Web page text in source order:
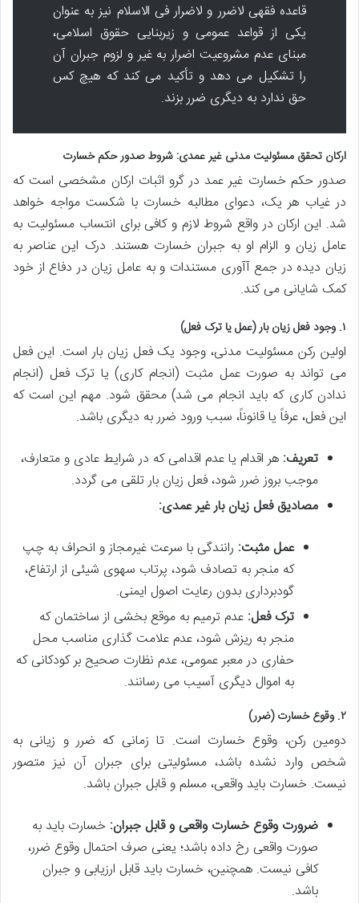
قاعده فقهی لاضرر و لاضرار فی الاسلام نیز به عنوان
یکی از قواعد عمومی و زیربنایی حقوق اسلامی،
مبنای عدم مشروعیت اضرار به غیر و لزوم جبران آن
را تشکیل می دهد و تأکید می کند که هیچ کس
حق ندارد به دیگری ضرر بزند.
ارکان تحقق مسئولیت مدنی غیر عمدی: شروط صدور حکم خسارت
صدور حکم خسارت غیر عمد در گرو اثبات ارکان مشخصی است که
در غیاب هر یک، دعوای مطالبه خسارت با شکست مواجه خواهد
شد. این ارکان در واقع شروط لازم و کافی برای انتساب مسئولیت به
عامل زیان و الزام او به جبران خسارت هستند. درک این عناصر به
زیان دیده در جمع آآوری مستندات و به عامل زیان در دفاع از خود
کمک شایانی می کند.
۱. وجود فعل زیان بار (عمل یا ترک فعل)
اولین رکن مسئولیت مدنی، وجود یک فعل زیان بار است. این فعل
می تواند به صورت عمل مثبت (انجام کاری) یا ترک فعل (انجام
ندادن کاری که باید انجام می شد) محقق شود. مهم این است که
این فعل، عرفاً یا قانوناً، سبب ورود ضرر به دیگری باشد.
تعریف: هر اقدام یا عدم اقدامی که در شرایط عادی و متعارف،
موجب بروز ضرر شود، فعل زیان بار تلقی می گردد.
مصادیق فعل زیان بار غیر عمدی:
عمل مثبت: رانندگی با سرعت غیرمجاز و انحراف به چپ
که منجر به تصادف شود، پرتاب سهوی شیئی از ارتفاع،
گودبرداری بدون رعایت اصول ایمنی.
ترک فعل: عدم ترمیم به موقع بخشی از ساختمان که
منجر به ریزش شود، عدم علامت گذاری مناسب محل
حفاری در معبر عمومی، عدم نظارت صحیح بر کودکانی که
به اموال دیگری آسیب می رسانند.
۲. وقوع خسارت (ضرر)
دومین رکن، وقوع خسارت است. تا زمانی که ضرر و زیانی به
شخص وارد نشده باشد، مسئولیتی برای جبران آن نیز متصور
نیست. خسارت باید واقعی، مسلم و قابل جبران باشد.
ضرورت وقوع خسارت واقعی و قابل جبران: خسارت باید به
صورت واقعی رخ داده باشد؛ یعنی صرف احتمال وقوع ضرر،
کافی نیست. همچنین، خسارت باید قابل ارزیابی و جبران
باشد.